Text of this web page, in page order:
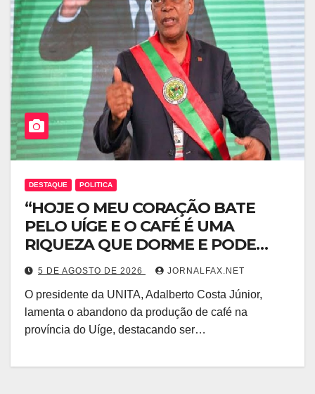
DESTAQUE POLITICA
“HOJE O MEU CORAÇÃO BATE
PELO UÍGE E O CAFÉ É UMA
RIQUEZA QUE DORME E PODE
DESPERTAR ANGOLA” – DISSE ACJ
PRESIDENTE DA UNITA
5 DE AGOSTO DE 2026 JORNALFAX.NET
O presidente da UNITA, Adalberto Costa Júnior,
lamenta o abandono da produção de café na
província do Uíge, destacando ser…